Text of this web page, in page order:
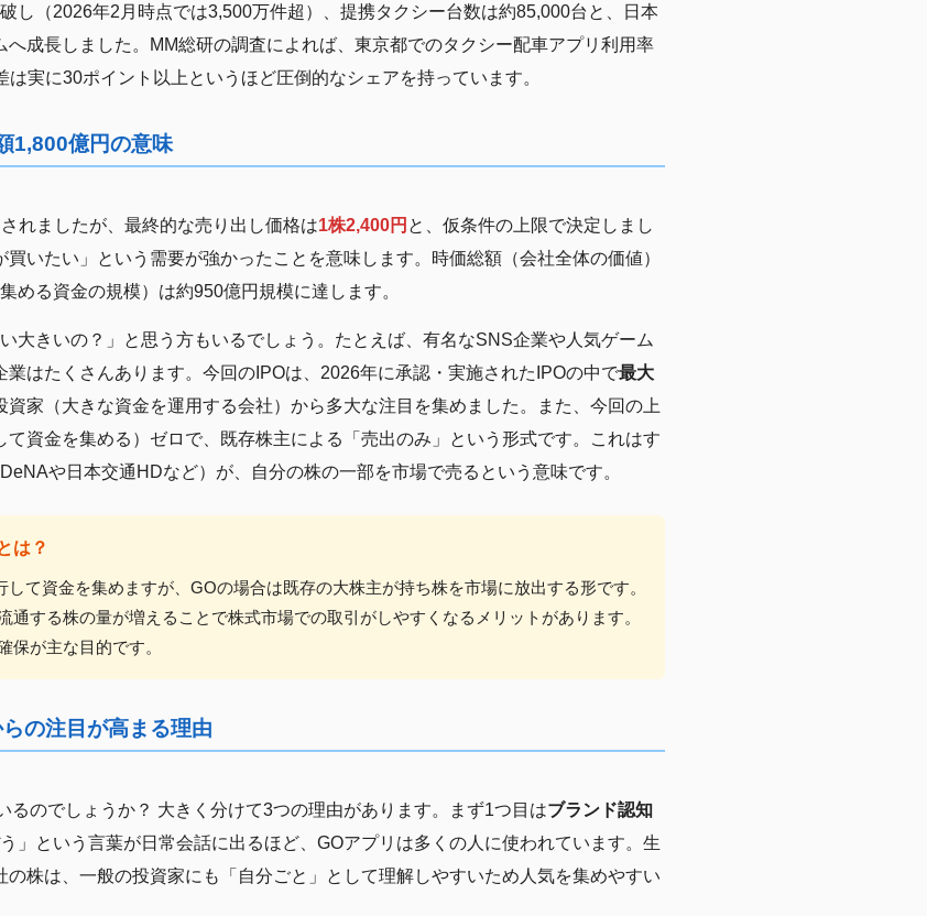
し（2026年2月時点では3,500万件超）、提携タクシー台数は約85,000台と、日本
成長しました。MM総研の調査によれば、東京都でのタクシー配車アプリ利用率
実に30ポイント以上というほど圧倒的なシェアを持っています。
1,800億円の意味
れましたが、最終的な売り出し価格は1株2,400円 と、仮条件の上限で決定しまし
いたい」という需要が強かったことを意味します。時価総額（会社全体の価値）
める資金の規模）は約950億円規模に達します。
大きいの？」と思う方もいるでしょう。たとえば、有名なSNS企業や人気ゲーム
はたくさんあります。今回のIPOは、2026年に承認・実施されたIPOの中で最大
資家（大きな資金を運用する会社）から多大な注目を集めました。また、今回の上
資金を集める）ゼロで、既存株主による「売出のみ」という形式です。これはす
や日本交通HDなど）が、自分の株の一部を市場で売るという意味です。
は？
て資金を集めますが、GOの場合は既存の大株主が持ち株を市場に放出する形です。
通する株の量が増えることで株式市場での取引がしやすくなるメリットがあります。
保が主な目的です。
の注目が高まる理由
るのでしょうか？ 大きく分けて3つの理由があります。まず1つ目はブランド認知
」という言葉が日常会話に出るほど、GOアプリは多くの人に使われています。生
株は、一般の投資家にも「自分ごと」として理解しやすいため人気を集めやすい